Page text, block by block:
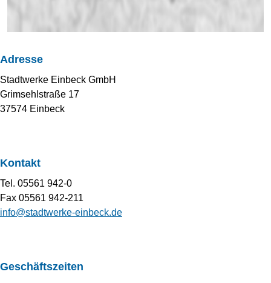
Adresse
Stadtwerke Einbeck GmbH
Grimsehlstraße 17
37574 Einbeck
Kontakt
Tel. 05561 942-0
Fax 05561 942-211
info@stadtwerke-einbeck.de
Geschäftszeiten